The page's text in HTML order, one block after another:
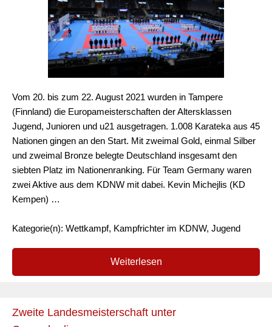
Vom 20. bis zum 22. August 2021 wurden in Tampere
(Finnland) die Europameisterschaften der Altersklassen
Jugend, Junioren und u21 ausgetragen. 1.008 Karateka aus 45
Nationen gingen an den Start. Mit zweimal Gold, einmal Silber
und zweimal Bronze belegte Deutschland insgesamt den
siebten Platz im Nationenranking. Für Team Germany waren
zwei Aktive aus dem KDNW mit dabei. Kevin Michejlis (KD
Kempen) …
Kategorie(n): Wettkampf, Kampfrichter im KDNW, Jugend
Weiterlesen
Zweite Landesmeisterschaft unter